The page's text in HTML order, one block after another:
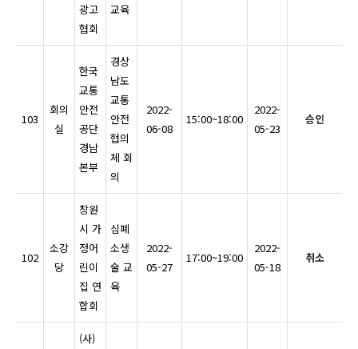
광고
협회
교육
103
회의
실
한국
교통
안전
공단
경남
본부
경상
남도
교통
안전
협의
체 회
의
2022-
06-08
15:00~18:00
2022-
05-23
승인
102
소강
당
창원
시 가
정어
린이
집 연
합회
심폐
소생
술 교
육
2022-
05-27
17:00~19:00
2022-
05-18
취소
(사)